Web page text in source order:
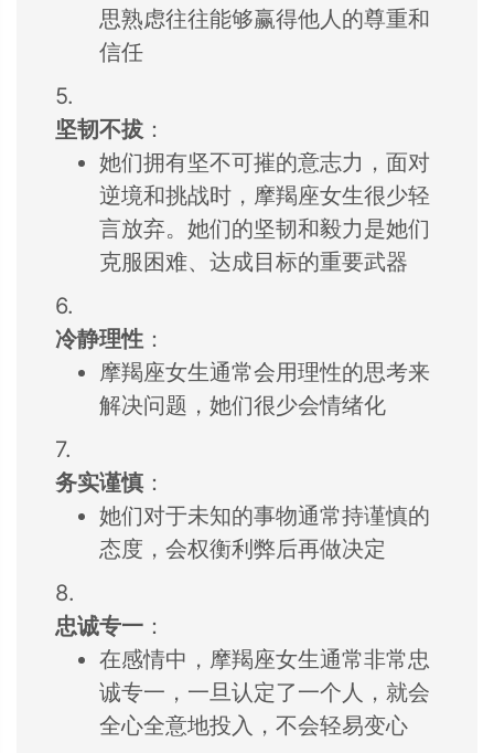
思熟虑往往能够赢得他人的尊重和
信任
5.
坚韧不拔 ：
她们拥有坚不可摧的意志力， 面对
逆境和挑战时， 摩羯座女生很少轻
言放弃。 她们的坚韧和毅力是她们
克服困难、 达成目标的重要武器
6.
冷静理性 ：
摩羯座女生通常会用理性的思考来
解决问题， 她们很少会情绪化
7.
务实谨慎 ：
她们对于未知的事物通常持谨慎的
态度， 会权衡利弊后再做决定
8.
忠诚专一 ：
在感情中， 摩羯座女生通常非常忠
诚专一， 一旦认定了一个人， 就会
全心全意地投入， 不会轻易变心